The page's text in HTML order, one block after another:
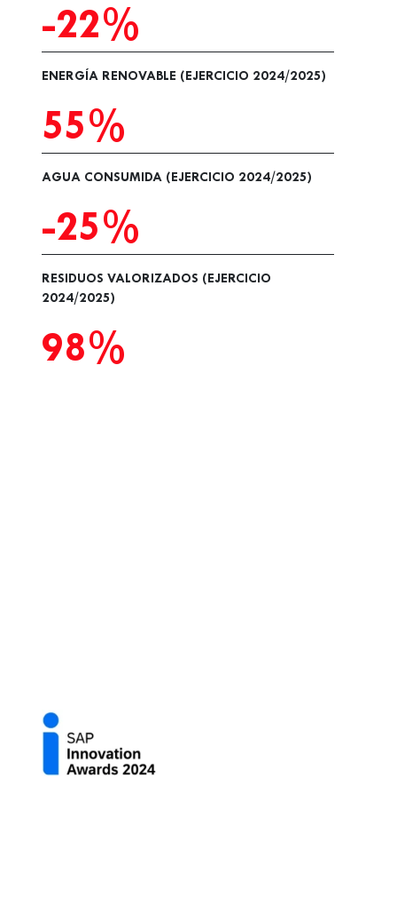
-22%
ENERGÍA RENOVABLE (EJERCICIO 2024/2025)
55%
AGUA CONSUMIDA (EJERCICIO 2024/2025)
-25%
RESIDUOS VALORIZADOS (EJERCICIO
2024/2025)
98%
Imagen